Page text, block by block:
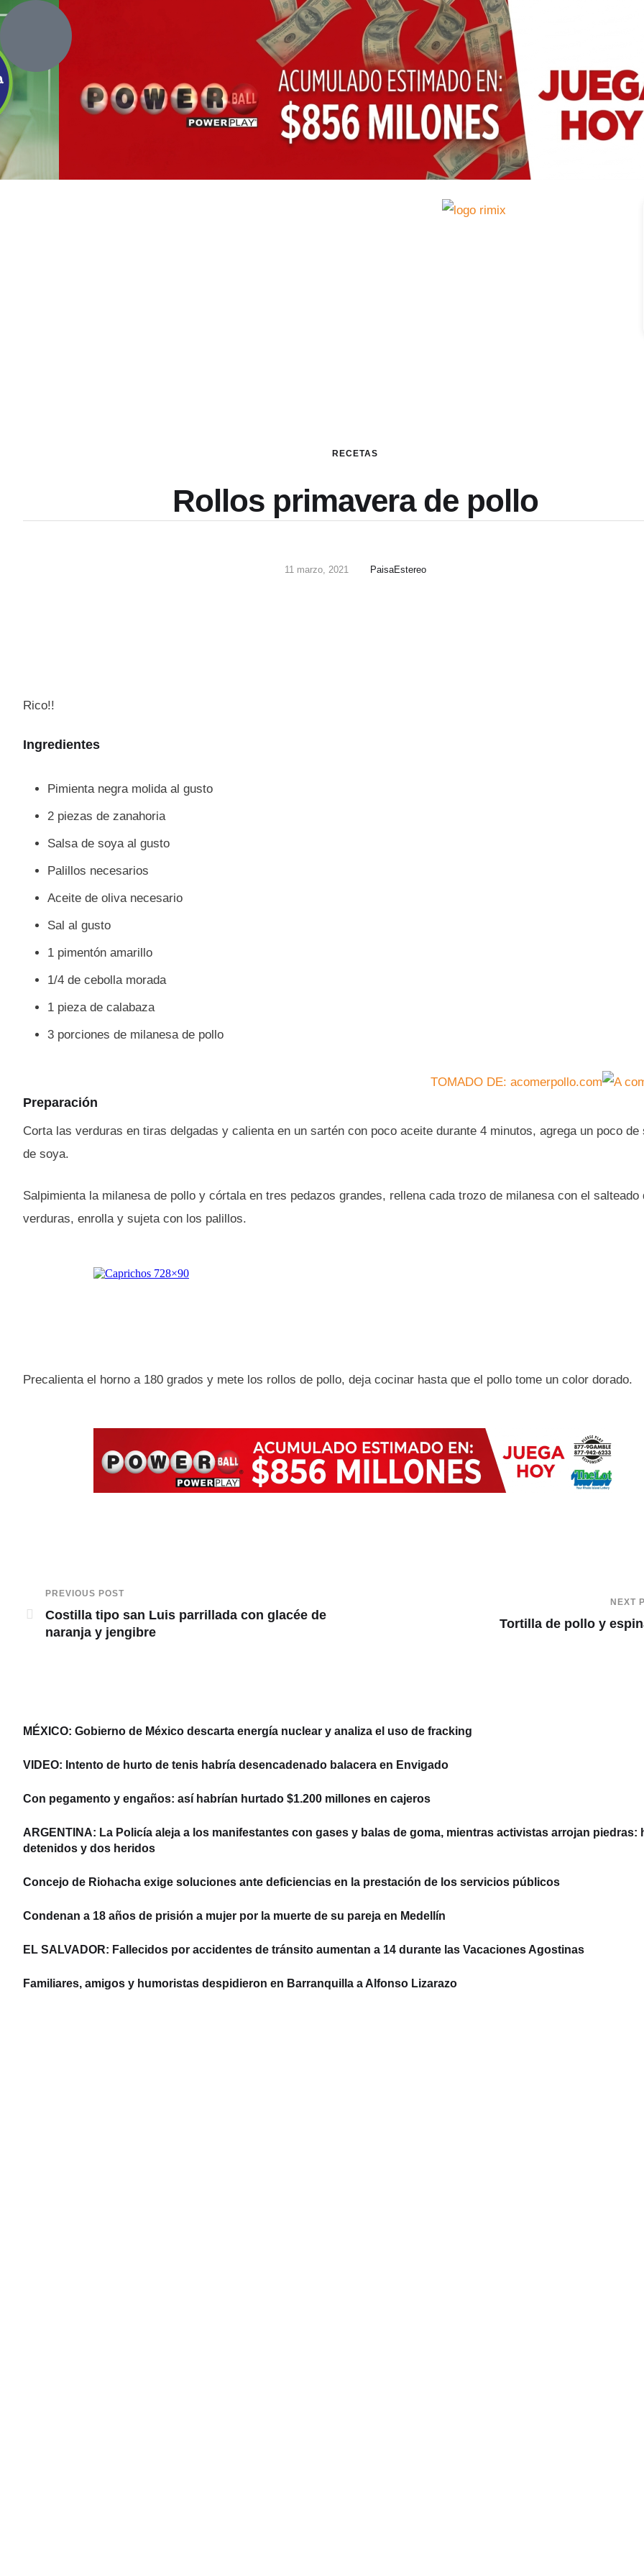
RECETAS
Rollos primavera de pollo
11 marzo, 2021 PaisaEstereo
Rico!!
Ingredientes
Pimienta negra molida al gusto
2 piezas de zanahoria
Salsa de soya al gusto
Palillos necesarios
Aceite de oliva necesario
Sal al gusto
1 pimentón amarillo
1/4 de cebolla morada
1 pieza de calabaza
3 porciones de milanesa de pollo
TOMADO DE: acomerpollo.com
Preparación
Corta las verduras en tiras delgadas y calienta en un sartén con poco aceite durante 4 minutos, agrega un poco de
de soya.
Salpimienta la milanesa de pollo y córtala en tres pedazos grandes, rellena cada trozo de milanesa con el salteado
verduras, enrolla y sujeta con los palillos.
Precalienta el horno a 180 grados y mete los rollos de pollo, deja cocinar hasta que el pollo tome un color dorado.
PREVIOUS POST
Costilla tipo san Luis parrillada con glacée de
naranja y jengibre
NEXT
Tortilla de pollo y
MÉXICO: Gobierno de México descarta energía nuclear y analiza el uso de fracking
VIDEO: Intento de hurto de tenis habría desencadenado balacera en Envigado
Con pegamento y engaños: así habrían hurtado $1.200 millones en cajeros
ARGENTINA: La Policía aleja a los manifestantes con gases y balas de goma, mientras activistas arrojan piedras:
detenidos y dos heridos
Concejo de Riohacha exige soluciones ante deficiencias en la prestación de los servicios públicos
Condenan a 18 años de prisión a mujer por la muerte de su pareja en Medellín
EL SALVADOR: Fallecidos por accidentes de tránsito aumentan a 14 durante las Vacaciones Agostinas
Familiares, amigos y humoristas despidieron en Barranquilla a Alfonso Lizarazo